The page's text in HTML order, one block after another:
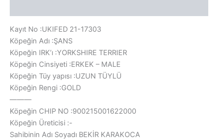
Kayıt No :UKIFED 21-17303
Köpeğin Adı :ŞANS
Köpeğin IRK’ı :YORKSHIRE TERRIER
Köpeğin Cinsiyeti :ERKEK – MALE
Köpeğin Tüy yapısı :UZUN TÜYLÜ
Köpeğin Rengi :GOLD
———
Köpeğin CHIP NO :900215001622000
Köpeğin Üreticisi :-
Sahibinin Adı Soyadı BEKİR KARAKOCA